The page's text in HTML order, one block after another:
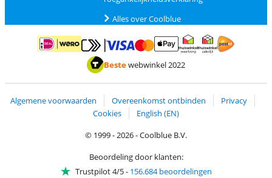
Alles over Coolblue
Betalen met iDEAL | WeroBetalen met MasterCard en Visa via ClickToPay
Betalen met ApplePay
Thuiswinkel waarborg
Bestewebwinkel 2022
Algemene voorwaarden Overeenkomst ontbinden
Privacy
Cookies
English (EN)
© 1999 - 2026 - Coolblue B.V.
Beoordeling door klanten:
Trustpilot 4/5- 156.684 beoordelingen